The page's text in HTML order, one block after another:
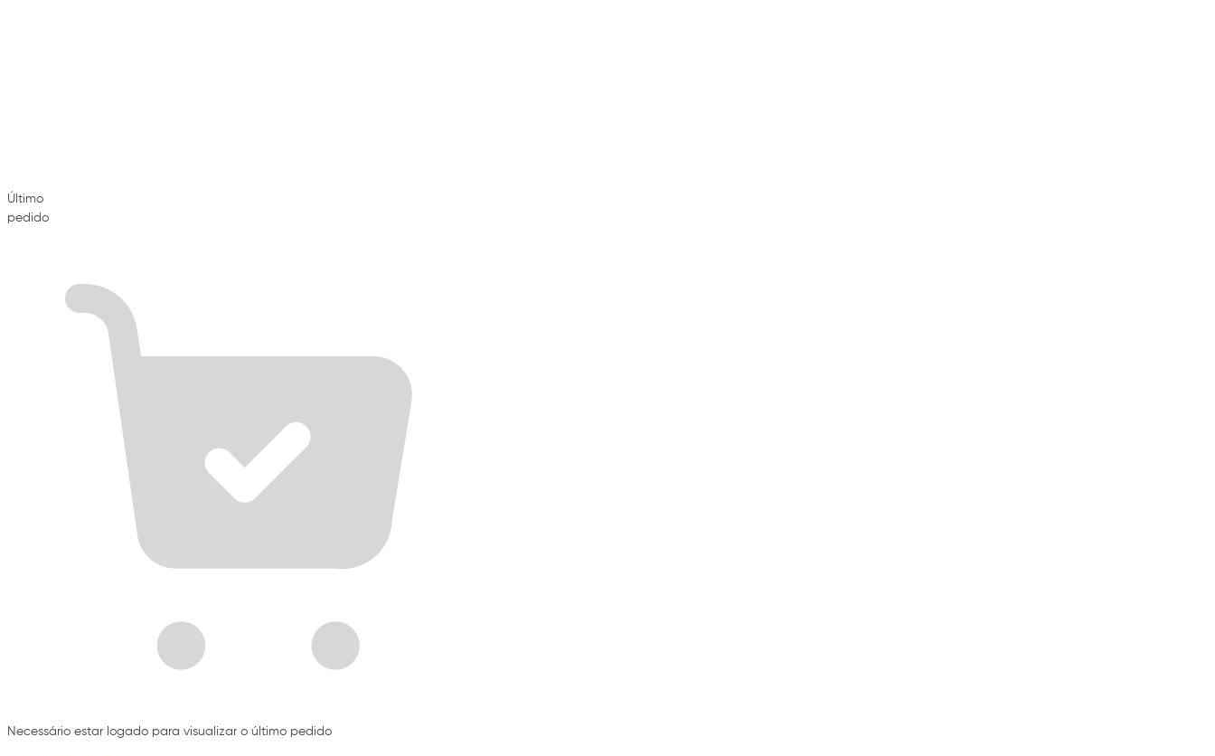
Último
pedido
Necessário estar logado para visualizar o último pedido